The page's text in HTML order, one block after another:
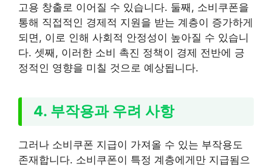
고용 창출로 이어질 수 있습니다. 둘째, 소비쿠폰을
통해 직접적인 경제적 지원을 받는 계층이 증가하게
되면, 이로 인해 사회적 안정성이 높아질 수 있습니
다. 셋째, 이러한 소비 촉진 정책이 경제 전반에 긍
정적인 영향을 미칠 것으로 예상됩니다.
4. 부작용과 우려 사항
그러나 소비쿠폰 지급이 가져올 수 있는 부작용도
존재합니다. 소비쿠폰이 특정 계층에게만 지급됨으